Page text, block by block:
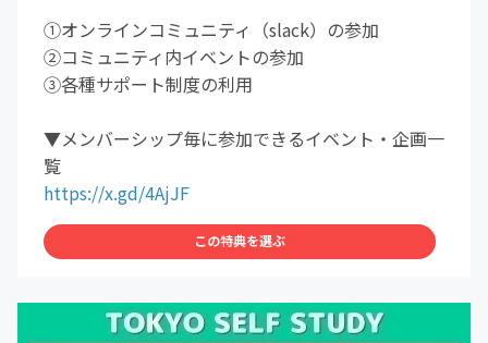
①オンラインコミュニティ（slack）の参加
②コミュニティ内イベントの参加
③各種サポート制度の利用
▼メンバーシップ毎に参加できるイベント・企画一
覧
https://x.gd/4AjJF
この特典を選ぶ